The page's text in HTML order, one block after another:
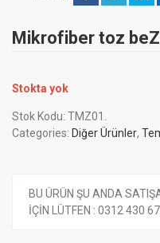
Mikrofiber toz
Stokta yok
Stok Kodu: TMZ01 .
Categories: Diğer Ürünler,
BU ÜRÜN ŞU ANDA
İÇİN LÜTFEN : 0312 430